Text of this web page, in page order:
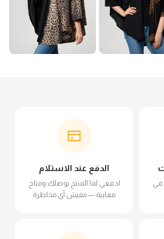
في
الدفع عند الاستلام
ادفعي لما المنتج يوصلك ومتاح
معاينة — مفيش أي مخاطرة